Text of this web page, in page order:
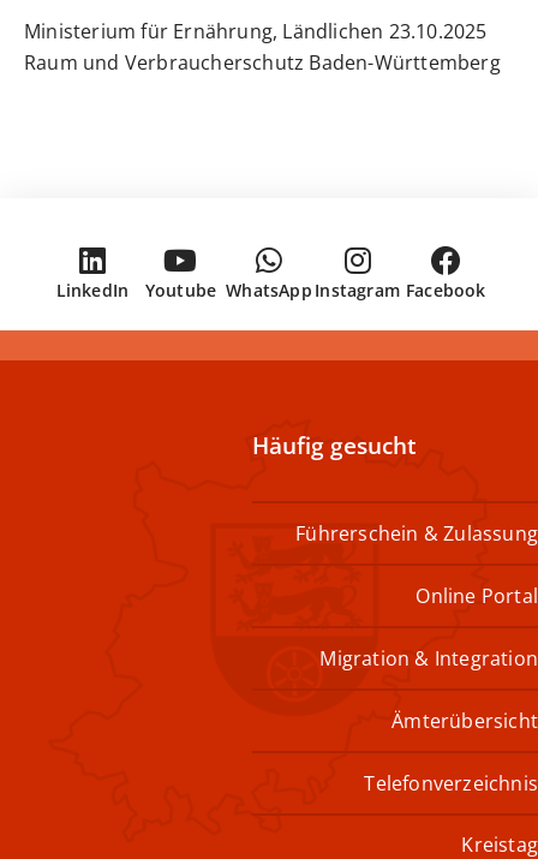
23.10.2025 Ministerium für Ernährung, Ländlichen
Raum und Verbraucherschutz Baden-Württemberg
Facebook
Instagram
WhatsApp
Youtube
LinkedIn
Häufig gesucht
Führerschein & Zulassung
Online Portal
Migration & Integration
Ämterübersicht
Telefonverzeichnis
Kreistag